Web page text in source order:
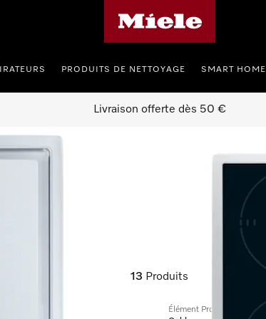
PRODUITS DE NETTOYAGE SMART HOME
Livraison offerte dès 50 €
13 Produits
Élément ProLine